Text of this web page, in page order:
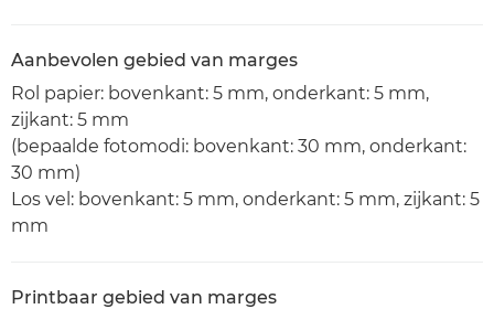
Aanbevolen gebied van marges
Rol papier: bovenkant: 5 mm, onderkant: 5 mm,
zijkant: 5 mm
(bepaalde fotomodi: bovenkant: 30 mm, onderkant:
30 mm)
Los vel: bovenkant: 5 mm, onderkant: 5 mm, zijkant: 5
mm
Printbaar gebied van marges